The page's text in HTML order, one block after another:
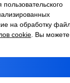
(see the
на обработку
cookie . Вы можете